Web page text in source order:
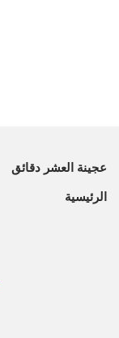
عجينة العشر دقائق
الرئيسية